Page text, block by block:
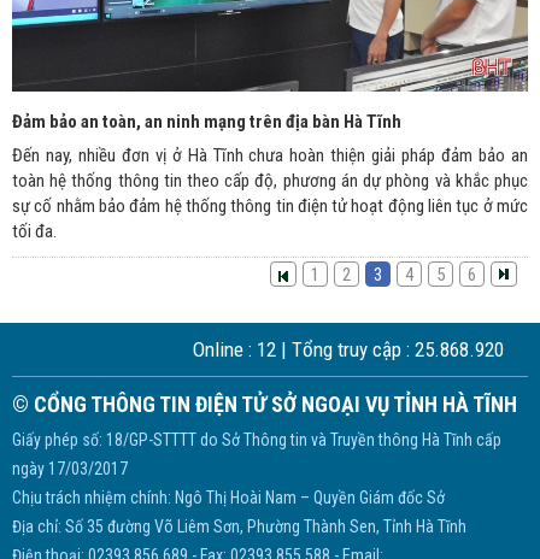
Đảm bảo an toàn, an ninh mạng trên địa bàn Hà Tĩnh
Đến nay, nhiều đơn vị ở Hà Tĩnh chưa hoàn thiện giải pháp đảm bảo an
toàn hệ thống thông tin theo cấp độ, phương án dự phòng và khắc phục
sự cố nhằm bảo đảm hệ thống thông tin điện tử hoạt động liên tục ở mức
tối đa.
1
2 3 4 5 6
Online : 12 | Tổng truy cập : 25.868.920
© CỔNG THÔNG TIN ĐIỆN TỬ SỞ NGOẠI VỤ TỈNH HÀ TĨNH
Giấy phép số: 18/GP-STTTT do Sở Thông tin và Truyền thông Hà Tĩnh cấp
ngày 17/03/2017
Chịu trách nhiệm chính: Ngô Thị Hoài Nam – Quyền Giám đốc Sở
Địa chỉ: Số 35 đường Võ Liêm Sơn, Phường Thành Sen, Tỉnh Hà Tĩnh
Điện thoại: 02393.856.689 - Fax: 02393.855.588 - Email: